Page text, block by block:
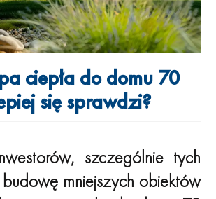
ciepła do domu 70
się sprawdzi?
szczególnie tych
mniejszych obiektów